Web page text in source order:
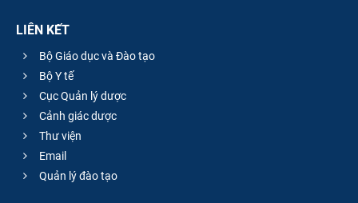
LIÊN KẾT
Bộ Giáo dục và Đào tạo
Bộ Y tế
Cục Quản lý dược
Cảnh giác dược
Thư viện
Email
Quản lý đào tạo